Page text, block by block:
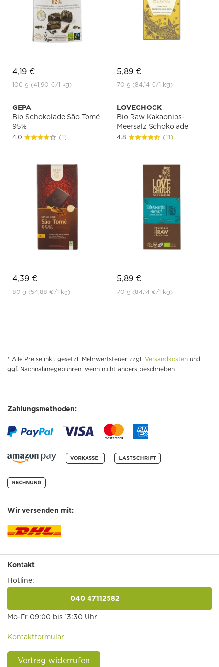
4,19 €
100 g (41,90 €/1 kg)
5,89 €
70 g (84,14 €/1 kg)
GEPA
Bio Schokolade São Tomé
95%
4.0 (1)
4,39 €
80 g (54,88 €/1 kg)
LOVECHOCK
Bio Raw Kakaonibs-
Meersalz Schokolade
4.8 (11)
5,89 €
70 g (84,14 €/1 kg)
* Alle Preise inkl. gesetzl. Mehrwertsteuer zzgl. Versandkosten und
ggf. Nachnahmegebühren, wenn nicht anders beschrieben
Zahlungsmethoden:
Wir versenden mit:
Kontakt
Hotline:
040 47112582
Mo-Fr 09:00 bis 13:30 Uhr
Kontaktformular
Vertrag widerrufen